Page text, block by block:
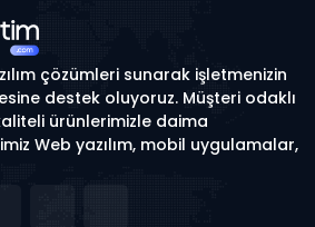
çözümleri sunarak işletmenizin
destek oluyoruz. Müşteri odaklı
ürünlerimizle daima
Web yazılım, mobil uygulamalar,